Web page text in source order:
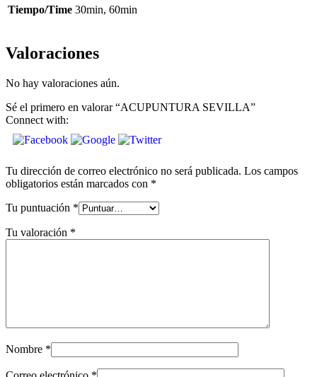
Tiempo/Time 30min, 60min
Valoraciones
No hay valoraciones aún.
Sé el primero en valorar “ACUPUNTURA SEVILLA”
Connect with:
Tu dirección de correo electrónico no será publicada. Los campos
obligatorios están marcados con *
Tu puntuación *
Tu valoración *
Nombre *